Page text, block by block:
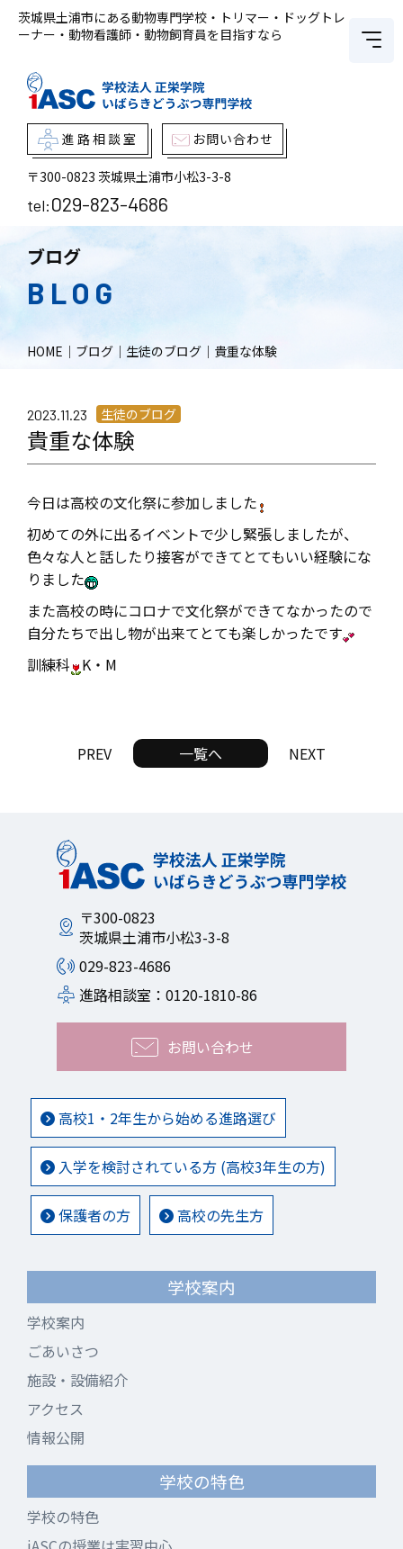
茨城県土浦市にある動物専門学校・トリマー・ドッグトレ
ーナー・動物看護師・動物飼育員を目指すなら
進路相談室 お問い合わせ
〒300-0823 茨城県土浦市小松3-3-8
tel:029-823-4686
ブログ
BLOG
HOME ｜ ブログ ｜ 生徒のブログ ｜ 貴重な体験
2023.11.23 生徒のブログ
貴重な体験
今日は高校の文化祭に参加しました
初めての外に出るイベントで少し緊張しましたが、
色々な人と話したり接客ができてとてもいい経験にな
りました
️また高校の時にコロナで文化祭ができてなかったので
自分たちで出し物が出来てとても楽しかったです
訓練科
K・M
PREV 一覧へ NEXT
〒300-0823
茨城県土浦市小松3-3-8
029-823-4686
進路相談室：0120-1810-86
お問い合わせ
高校1・2年生から始める進路選び
入学を検討されている方 (高校3年生の方)
保護者の方 高校の先生方
学校案内
学校案内
ごあいさつ
施設・設備紹介
アクセス
情報公開
学校の特色
学校の特色